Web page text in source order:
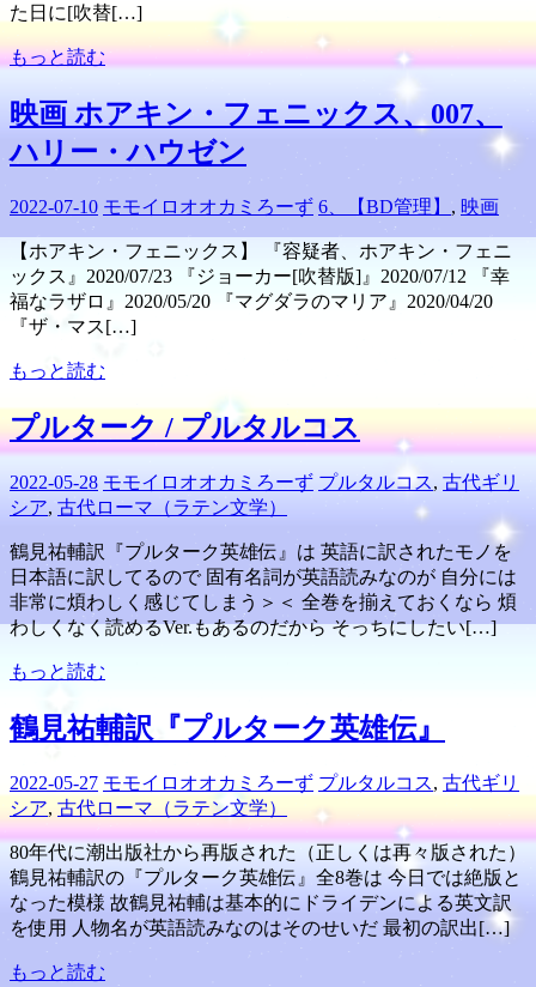
た日に[吹替[…]
もっと読む
映画 ホアキン・フェニックス、007、
ハリー・ハウゼン
2022-07-10 モモイロオオカミろーず 6、【BD管理】 , 映画
【ホアキン・フェニックス】 『容疑者、ホアキン・フェニ
ックス』2020/07/23 『ジョーカー[吹替版]』2020/07/12 『幸
福なラザロ』2020/05/20 『マグダラのマリア』2020/04/20
『ザ・マス[…]
もっと読む
プルターク / プルタルコス
2022-05-28 モモイロオオカミろーず プルタルコス, 古代ギリ
シア, 古代ローマ（ラテン文学）
鶴見祐輔訳『プルターク英雄伝』は 英語に訳されたモノを
日本語に訳してるので 固有名詞が英語読みなのが 自分には
非常に煩わしく感じてしまう＞＜ 全巻を揃えておくなら 煩
わしくなく読めるVer.もあるのだから そっちにしたい[…]
もっと読む
鶴見祐輔訳『プルターク英雄伝』
2022-05-27 モモイロオオカミろーず プルタルコス, 古代ギリ
シア, 古代ローマ（ラテン文学）
80年代に潮出版社から再版された（正しくは再々版された）
鶴見祐輔訳の『プルターク英雄伝』全8巻は 今日では絶版と
なった模様 故鶴見祐輔は基本的にドライデンによる英文訳
を使用 人物名が英語読みなのはそのせいだ 最初の訳出[…]
もっと読む